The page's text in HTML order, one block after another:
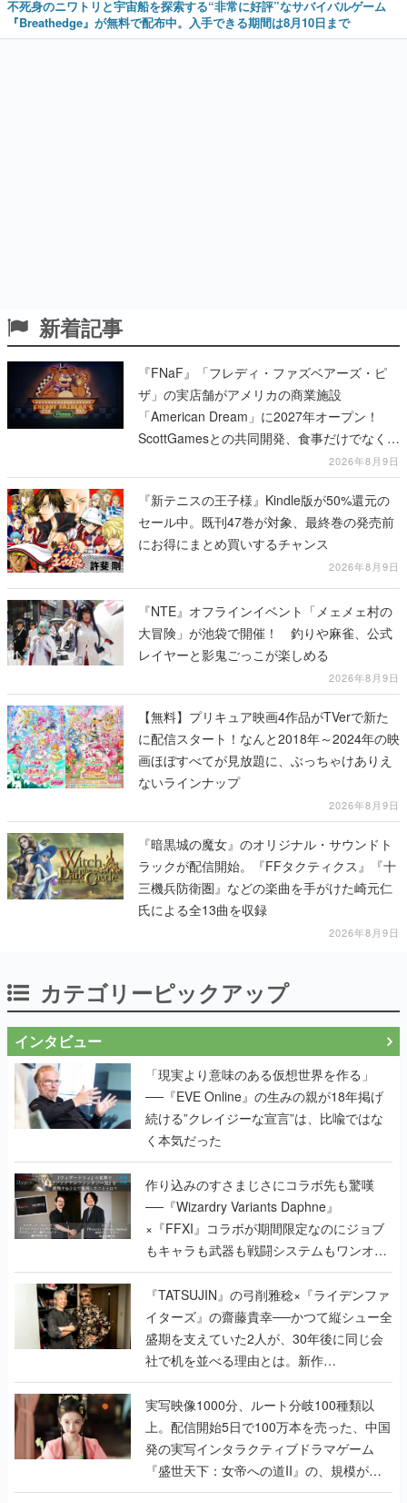
不死身のニワトリと宇宙船を探索する“非常に好評”なサバイバルゲーム
『Breathedge』が無料で配布中。入手できる期間は8月10日まで
新着記事
『FNaF』「フレディ・ファズベアーズ・ピ
ザ」の実店舗がアメリカの商業施設
「American Dream」に2027年オープン！
ScottGamesとの共同開発、食事だけでなくス
テージショーや没入型のホラー体験も楽しめ
る
2026年8月9日
『新テニスの王子様』Kindle版が50%還元の
セール中。既刊47巻が対象、最終巻の発売前
にお得にまとめ買いするチャンス
2026年8月9日
『NTE』オフラインイベント「メェメェ村の
大冒険」が池袋で開催！ 釣りや麻雀、公式
レイヤーと影鬼ごっこが楽しめる
2026年8月9日
【無料】プリキュア映画4作品がTVerで新た
に配信スタート！なんと2018年～2024年の映
画ほぼすべてが見放題に、ぶっちゃけありえ
ないラインナップ
2026年8月9日
『暗黒城の魔女』のオリジナル・サウンドト
ラックが配信開始。『FFタクティクス』『十
三機兵防衛圏』などの楽曲を手がけた崎元仁
氏による全13曲を収録
2026年8月9日
カテゴリーピックアップ
インタビュー
「現実より意味のある仮想世界を作る」
──『EVE Online』の生みの親が18年掲げ
続ける”クレイジーな宣言”は、比喩ではな
く本気だった
作り込みのすさまじさにコラボ先も驚嘆
──『Wizardry Variants Daphne』
×『FFXI』コラボが期間限定なのにジョブ
もキャラも武器も戦闘システムもワンオフ
で作り込まれた理由を両ディレクターに聞
く
『TATSUJIN』の弓削雅稔×『ライデンファ
イターズ』の齋藤貴幸──かつて縦シュー全
盛期を支えていた2人が、30年後に同じ会
社で机を並べる理由とは。新作
『TATSUJIN EXTREME』で初タッグを組
んだレジェンド2人に訊く開発秘話
実写映像1000分、ルート分岐100種類以
上。配信開始5日で100万本を売った、中国
発の実写インタラクティブドラマゲーム
『盛世天下：女帝への道II』の、規模が違
うこだわりをプロデューサーに聞いた